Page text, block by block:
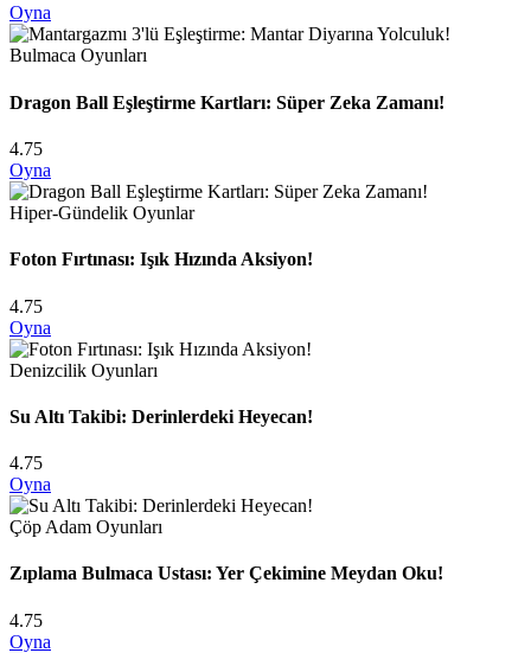
Oyna
Bulmaca Oyunları
Dragon Ball Eşleştirme Kartları: Süper Zeka Zamanı!
4.75
Oyna
Hiper-Gündelik Oyunlar
Foton Fırtınası: Işık Hızında Aksiyon!
4.75
Oyna
Denizcilik Oyunları
Su Altı Takibi: Derinlerdeki Heyecan!
4.75
Oyna
Çöp Adam Oyunları
Zıplama Bulmaca Ustası: Yer Çekimine Meydan Oku!
4.75
Oyna